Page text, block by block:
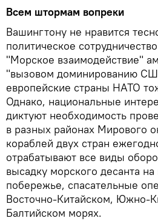
Всем штормам вопреки
Вашингтону не нравится
политическое
"Морское взаимодействие"
"вызовом доминированию
европейские страны НАТО
Однако, национальные
диктуют необходимость
в разных районах Мирового
кораблей двух стран
отрабатывают все виды
высадку морского десанта
побережье, спасательные
Восточно-Китайском, Южно-
Балтийском морях.